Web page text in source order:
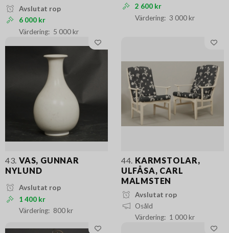
Avslutat rop
6 000 kr
5 000 kr
2 600 kr
3 000 kr
43. VAS, GUNNAR
NYLUND
Avslutat rop
1 400 kr
800 kr
44. KARMSTOLAR,
ULFÅSA, CARL
MALMSTEN
Avslutat rop
Osåld
1 000 kr